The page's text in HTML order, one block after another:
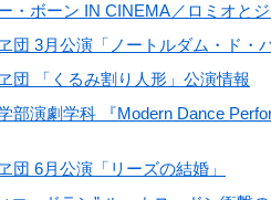
・ボーン IN CINEMA／ロミオと
団 3月公演「ノートルダム・ド・
団 「くるみ割り人形」公演情報
部演劇学科 『Modern Dance
団 6月公演「リーズの結婚」